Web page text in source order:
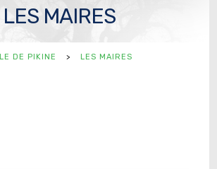
LES MAIRES
DE PIKINE > LES MAIRES